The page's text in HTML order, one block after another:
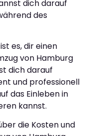
dich darauf
des
es, dir einen
von Hamburg
dich darauf
und professionell
das Einleben in
kannst.
die Kosten und